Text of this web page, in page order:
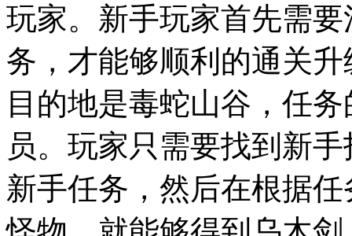
玩家。新手玩家首先需
务，才能够顺利的通关
目的地是毒蛇山谷，任
员。玩家只需要找到新
新手任务，然后在根据